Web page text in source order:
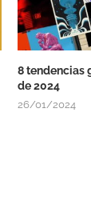
8 tendencias
de 2024
26/01/2024